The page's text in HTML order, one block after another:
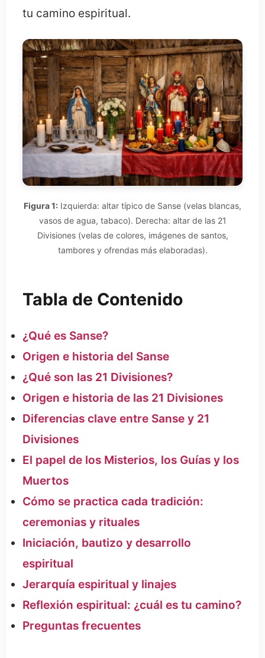
tu camino espiritual.
Figura 1: Izquierda: altar típico de Sanse (velas blancas,
vasos de agua, tabaco). Derecha: altar de las 21
Divisiones (velas de colores, imágenes de santos,
tambores y ofrendas más elaboradas).
Tabla de Contenido
¿Qué es Sanse?
Origen e historia del Sanse
¿Qué son las 21 Divisiones?
Origen e historia de las 21 Divisiones
Diferencias clave entre Sanse y 21
Divisiones
El papel de los Misterios, los Guías y los
Muertos
Cómo se practica cada tradición:
ceremonias y rituales
Iniciación, bautizo y desarrollo
espiritual
Jerarquía espiritual y linajes
Reflexión espiritual: ¿cuál es tu camino?
Preguntas frecuentes